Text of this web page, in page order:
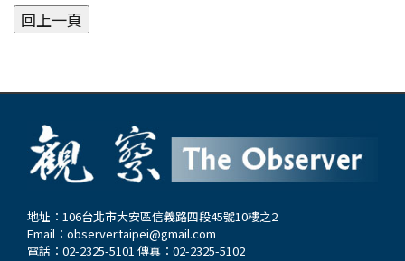
地址：106台北市大安區信義路四段45號10樓之2
Email： observer.taipei@gmail.com
電話：02-2325-5101 傳真：02-2325-5102